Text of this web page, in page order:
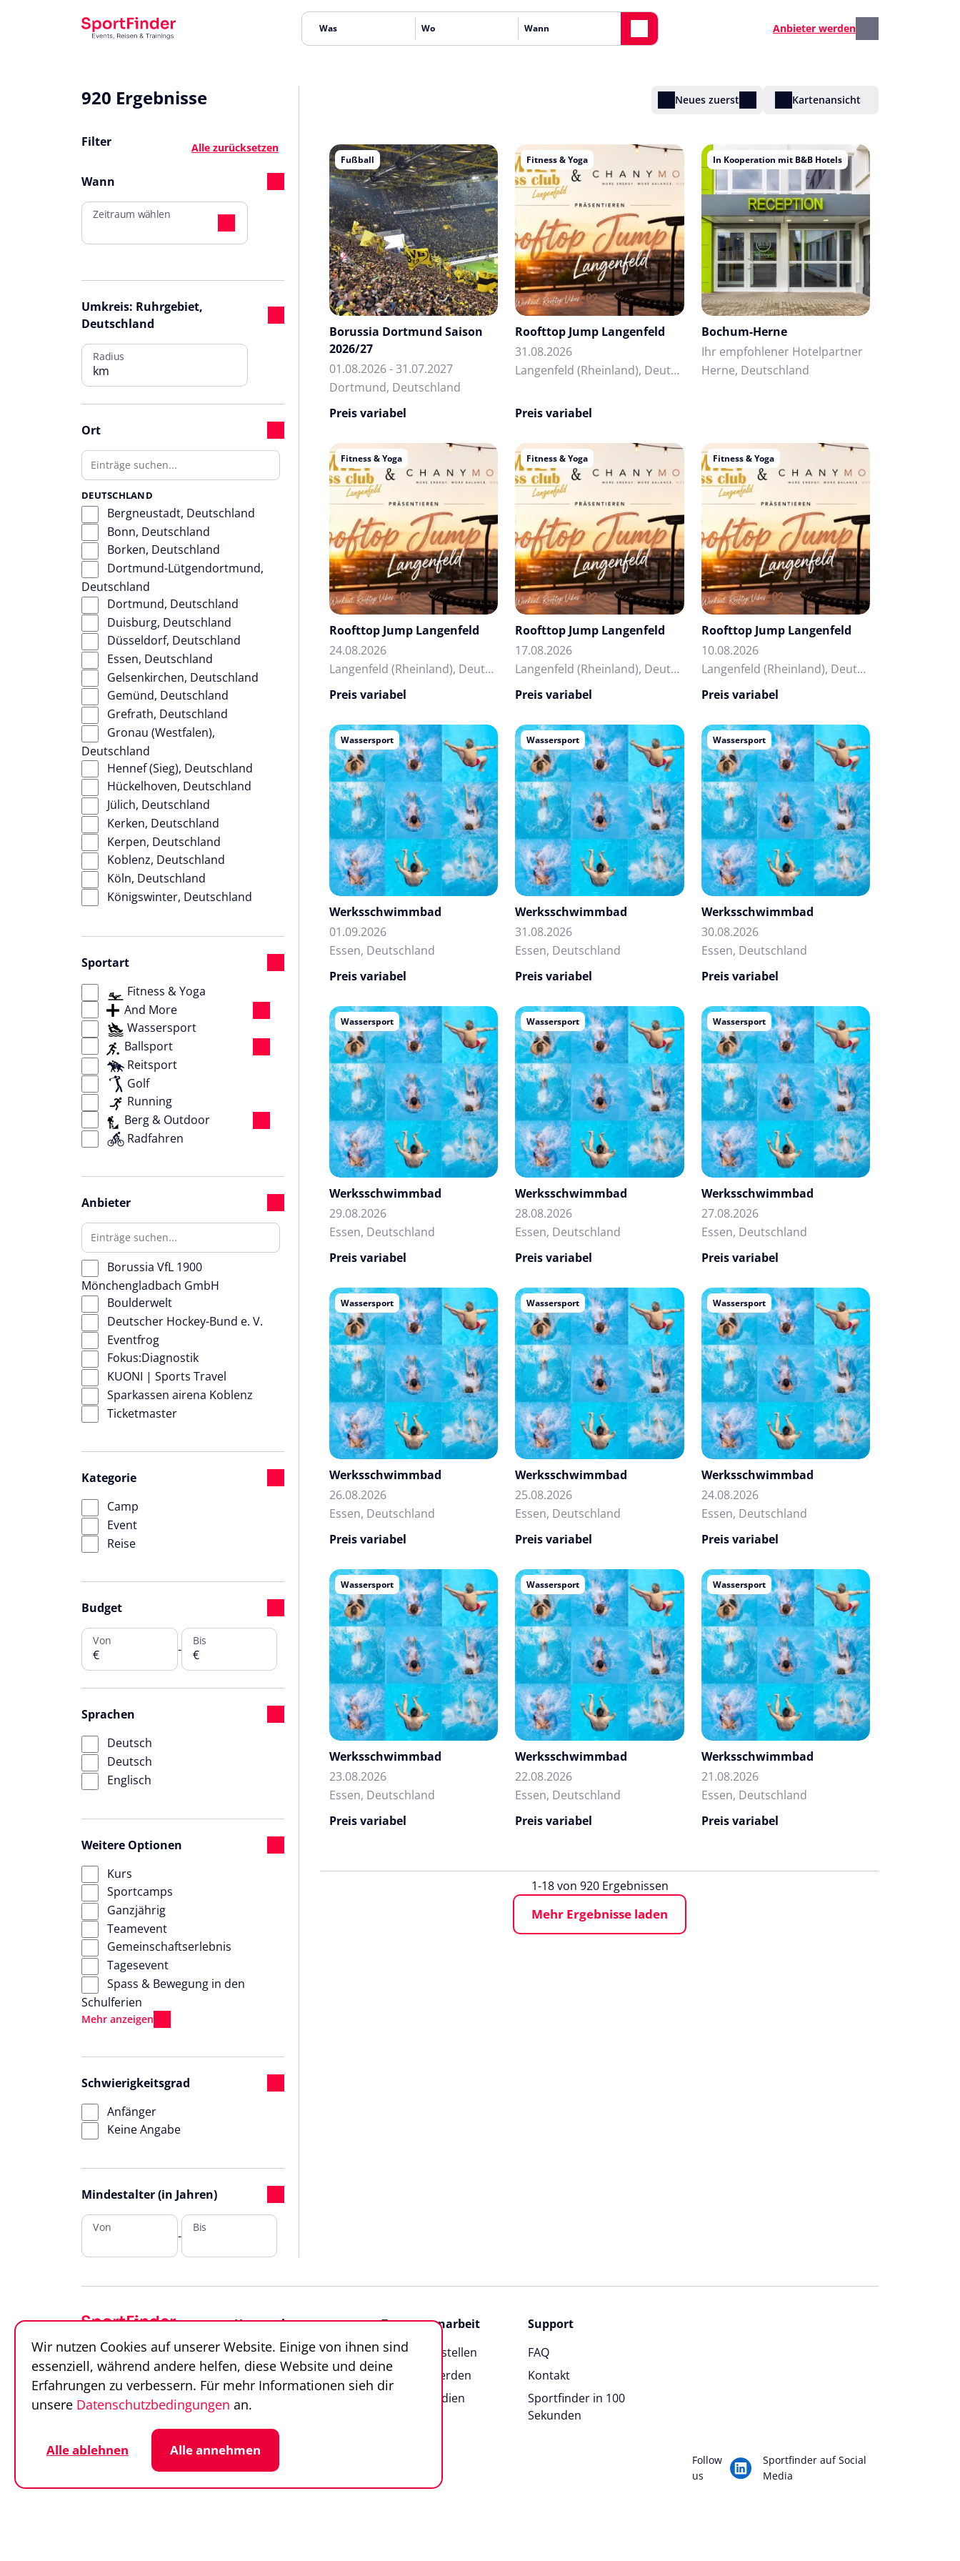
Anbieter werden
920 Ergebnisse
Filter Alle zurücksetzen
Wann
Zeitraum wählen
Umkreis: Ruhrgebiet,
Deutschland
Radius
km
Ort
DEUTSCHLAND
Bergneustadt, Deutschland
Bonn, Deutschland
Borken, Deutschland
Dortmund-Lütgendortmund,
Deutschland
Dortmund, Deutschland
Duisburg, Deutschland
Düsseldorf, Deutschland
Essen, Deutschland
Gelsenkirchen, Deutschland
Gemünd, Deutschland
Grefrath, Deutschland
Gronau (Westfalen),
Deutschland
Hennef (Sieg), Deutschland
Hückelhoven, Deutschland
Jülich, Deutschland
Kerken, Deutschland
Kerpen, Deutschland
Koblenz, Deutschland
Köln, Deutschland
Königswinter, Deutschland
Deutschland
Mönchengladbach,
Deutschland
Münster, Deutschland
Nettetal, Deutschland
Oberhausen, Deutschland
Rheinbach, Deutschland
Siegen, Deutschland
Witten, Deutschland
Sportart
Fitness & Yoga
And More
Wassersport
Ballsport
Reitsport
Golf
Running
Berg & Outdoor
Radfahren
Anbieter
Borussia VfL 1900
Mönchengladbach GmbH
Boulderwelt
Deutscher Hockey-Bund e. V.
Eventfrog
Fokus:Diagnostik
KUONI | Sports Travel
Sparkassen airena Koblenz
Ticketmaster
Kategorie
Camp
Event
Reise
Budget
Von
€ -
Bis
€
Sprachen
Deutsch
Deutsch
Englisch
Weitere Optionen
Kurs
Sportcamps
Ganzjährig
Teamevent
Gemeinschaftserlebnis
Tagesevent
Spass & Bewegung in den
Schulferien
Schwierigkeitsgrad
Anfänger
Keine Angabe
Mindestalter (in Jahren)
Von
-
Bis
Neues zuerst Kartenansicht
Fußball
Borussia Dortmund Saison
2026/27
01.08.2026 - 31.07.2027
Dortmund, Deutschland
Preis variabel
Fitness & Yoga
Roofttop Jump Langenfeld
31.08.2026
Langenfeld (Rheinland), Deutschland
Preis variabel
In Kooperation mit B&B Hotels
Bochum-Herne
Ihr empfohlener Hotelpartner
Herne, Deutschland
Fitness & Yoga
Roofttop Jump Langenfeld
24.08.2026
Langenfeld (Rheinland), Deutschland
Preis variabel
Fitness & Yoga
Roofttop Jump Langenfeld
17.08.2026
Langenfeld (Rheinland), Deutschland
Preis variabel
Fitness & Yoga
Roofttop Jump Langenfeld
10.08.2026
Langenfeld (Rheinland), Deutschland
Preis variabel
Wassersport
Werksschwimmbad
01.09.2026
Essen, Deutschland
Preis variabel
Wassersport
Werksschwimmbad
31.08.2026
Essen, Deutschland
Preis variabel
Wassersport
Werksschwimmbad
30.08.2026
Essen, Deutschland
Preis variabel
Wassersport
Werksschwimmbad
29.08.2026
Essen, Deutschland
Preis variabel
Wassersport
Werksschwimmbad
28.08.2026
Essen, Deutschland
Preis variabel
Wassersport
Werksschwimmbad
27.08.2026
Essen, Deutschland
Preis variabel
Wassersport
Werksschwimmbad
26.08.2026
Essen, Deutschland
Preis variabel
Wassersport
Werksschwimmbad
25.08.2026
Essen, Deutschland
Preis variabel
Wassersport
Werksschwimmbad
24.08.2026
Essen, Deutschland
Preis variabel
Wassersport
Werksschwimmbad
23.08.2026
Essen, Deutschland
Preis variabel
Wassersport
Werksschwimmbad
22.08.2026
Essen, Deutschland
Preis variabel
Wassersport
Werksschwimmbad
21.08.2026
Essen, Deutschland
Preis variabel
1-18 von 920 Ergebnissen
Mehr Ergebnisse laden
Unternehmen
Über uns
Team
Zusammenarbeit
Angebot erstellen
Anbieter werden
News & Medien
Support
FAQ
Kontakt
Sportfinder in 100
Sekunden
© SportFinder 2026 Cookie-Einstellungen
Follow
us
Sportfinder auf Social
Media
Wir nutzen Cookies auf unserer Website. Einige von ihnen sind
essenziell, während andere helfen, diese Website und deine
Erfahrungen zu verbessern. Für mehr Informationen sieh dir
unsere Datenschutzbedingungen an.
Alle ablehnen Alle annehmen